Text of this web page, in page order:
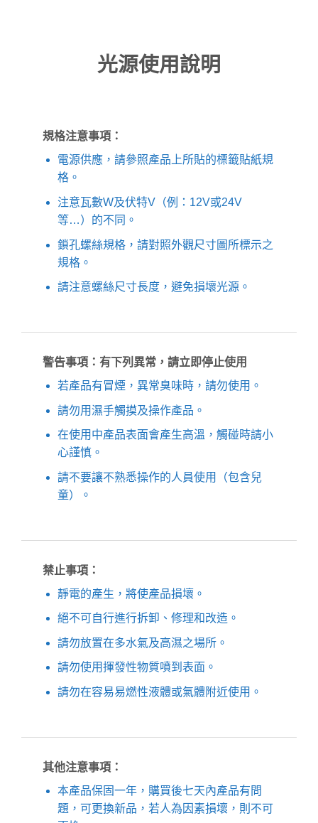
光源使用說明
規格注意事項：
電源供應，請參照產品上所貼的標籤貼紙規
格。
注意瓦數W及伏特V（例：12V或24V
等…）的不同。
鎖孔螺絲規格，請對照外觀尺寸圖所標示之
規格。
請注意螺絲尺寸長度，避免損壞光源。
警告事項：有下列異常，請立即停止使用
若產品有冒煙，異常臭味時，請勿使用。
請勿用濕手觸摸及操作產品。
在使用中產品表面會產生高溫，觸碰時請小
心謹慎。
請不要讓不熟悉操作的人員使用（包含兒
童）。
禁止事項：
靜電的產生，將使產品損壞。
絕不可自行進行拆卸、修理和改造。
請勿放置在多水氣及高濕之場所。
請勿使用揮發性物質噴到表面。
請勿在容易易燃性液體或氣體附近使用。
其他注意事項：
本產品保固一年，購買後七天內產品有問
題，可更換新品，若人為因素損壞，則不可